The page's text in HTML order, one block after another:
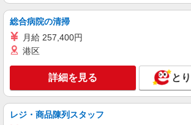
給21.2万円 試用期間：3か月
キープ 詳
正社員
道の駅さわらのレストラン「てとら」
月給250,000円〜 （経験・
千葉県香取市佐原イ3981-
レストラン「てとら」）
総合病院の清掃
月給 257,400円
港区
詳細を見る と
レジ・商品陳列スタッフ